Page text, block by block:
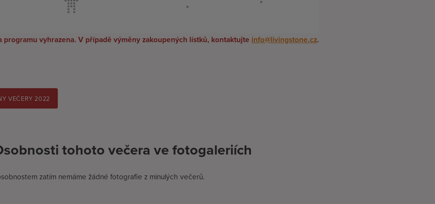
programu vyhrazena. V případě výměny zakoupených lístků, kontaktujte info@livingstone.cz.
VEČERY 2022
tohoto večera ve fotogaleriích
zatím nemáme žádné fotografie z minulých večerů.